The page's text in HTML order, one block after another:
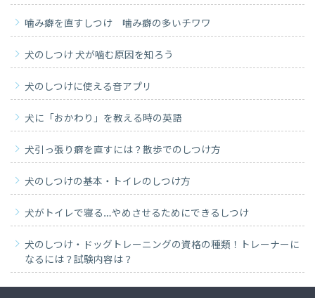
噛み癖を直すしつけ 噛み癖の多いチワワ
犬のしつけ 犬が噛む原因を知ろう
犬のしつけに使える音アプリ
犬に「おかわり」を教える時の英語
犬引っ張り癖を直すには？散歩でのしつけ方
犬のしつけの基本・トイレのしつけ方
犬がトイレで寝る…やめさせるためにできるしつけ
犬のしつけ・ドッグトレーニングの資格の種類！トレーナーに
なるには？試験内容は？